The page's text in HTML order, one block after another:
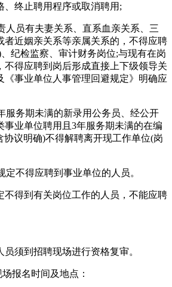
、终止聘用程序或取消聘用;
人员有夫妻关系、直系血亲关系、三
者近姻亲关系等亲属关系的，不得应聘
纪检监察、审计财务岗位;与现有在岗
不得应聘到岗后形成直接上下级领导关
《事业单位人事管理回避规定》明确应
服务期未满的新录用公务员、经公开
事业单位聘用且3年服务期未满的在编
协议明确)不得解聘离开现工作单位(岗
定不得应聘到事业单位的人员。
不得到有关岗位工作的人员，不能应聘
须到招聘现场进行资格复审。
报名时间及地点：